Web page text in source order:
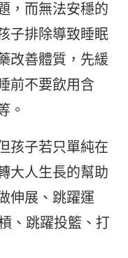
，而無法安穩的
子排除導致睡眠
改善體質，先緩
前不要飲用含
。
孩子若只單純在
大人生長的幫助
伸展、跳躍運
、跳躍投籃、打